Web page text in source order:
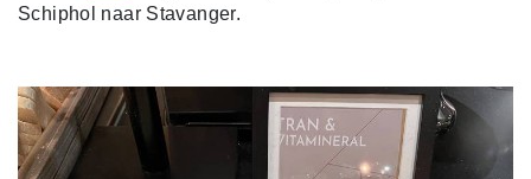
Schiphol naar Stavanger.